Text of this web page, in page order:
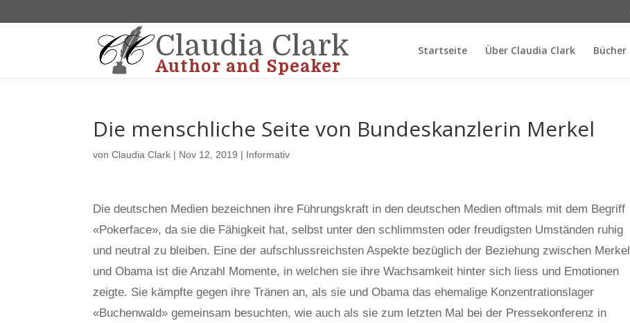
Claudia Clark
Author and Speaker
Startseite Über Claudia Clark Bücher
Die menschliche Seite von Bundeskanzlerin Merkel
vonClaudia Clark | Nov 12, 2019 | Informativ
Die deutschen Medien bezeichnen ihre Führungskraft in den deutschen Medien oftmals mit dem Begriff
«Pokerface», da sie die Fähigkeit hat, selbst unter den schlimmsten oder freudigsten Umständen ruhig
und neutral zu bleiben. Eine der aufschlussreichsten Aspekte bezüglich der Beziehung zwischen Merkel
und Obama ist die Anzahl Momente, in welchen sie ihre Wachsamkeit hinter sich liess und Emotionen
zeigte. Sie kämpfte gegen ihre Tränen an, als sie und Obama das ehemalige Konzentrationslager
«Buchenwald» gemeinsam besuchten, wie auch als sie zum letzten Mal bei der Pressekonferenz in